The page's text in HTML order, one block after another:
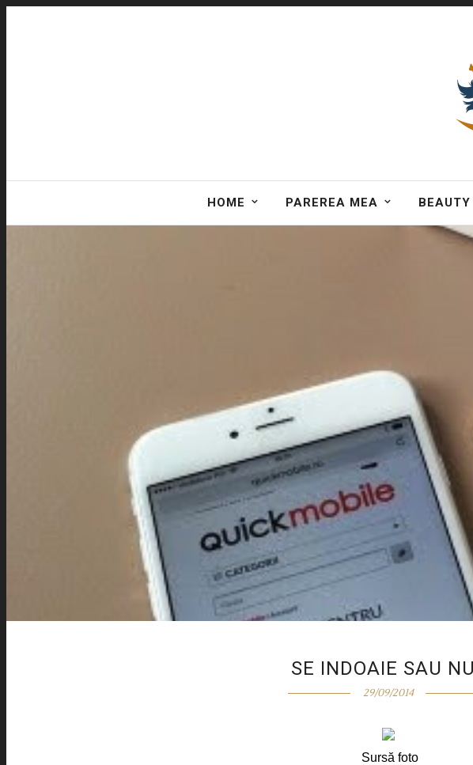
HOME PAREREA MEA
SE INDOAIE SAU
29/09/2014
Sursă foto